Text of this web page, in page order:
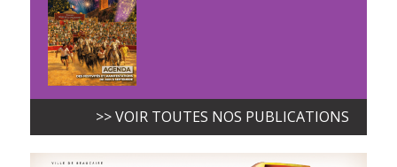
>> VOIR TOUTES NOS PUBLICATIONS